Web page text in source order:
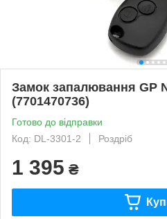
Замок запалювання GP
(7701470736)
Готово до відправки
Код: DL-3301-2
Роздріб
1 395 ₴